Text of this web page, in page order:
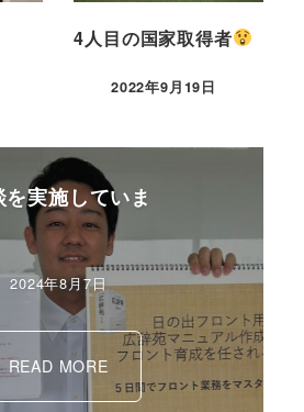
4人目の国家取得者
2022年9月19日
2024年4月30日